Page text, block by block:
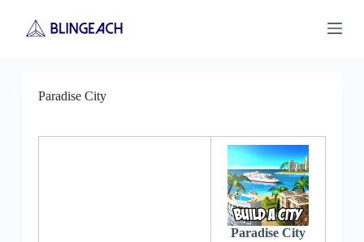
Paradise City
Paradise City